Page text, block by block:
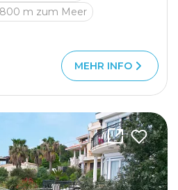
800 m zum Meer
MEHR INFO